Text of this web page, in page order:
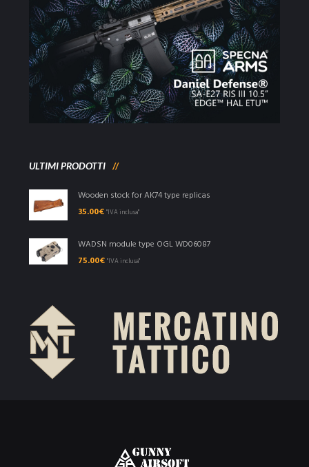
ULTIMI PRODOTTI
Wooden stock for AK74 type replicas
35.00€ "IVA inclusa"
WADSN module type OGL WD06087
75.00€ "IVA inclusa"